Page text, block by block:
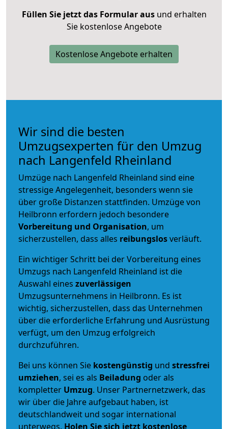
Füllen Sie jetzt das Formular ausund erhalten
Sie kostenlose Angebote
Kostenlose Angebote erhalten
Wir sind die besten
Umzugsexperten für den Umzug
nach Langenfeld Rheinland
Umzüge nach Langenfeld Rheinland sind eine
stressige Angelegenheit, besonders wenn sie
über große Distanzen stattfinden. Umzüge von
Heilbronn erfordern jedoch besondere
Vorbereitung und Organisation, um
sicherzustellen, dass alles reibungslosverläuft.
Ein wichtiger Schritt bei der Vorbereitung eines
Umzugs nach Langenfeld Rheinland ist die
Auswahl eines zuverlässigen
Umzugsunternehmens in Heilbronn. Es ist
wichtig, sicherzustellen, dass das Unternehmen
über die erforderliche Erfahrung und Ausrüstung
verfügt, um den Umzug erfolgreich
durchzuführen.
Bei uns können Sie kostengünstig und stressfrei
umziehen, sei es als Beiladung oder als
kompletter Umzug. Unser Partnernetzwerk, das
wir über die Jahre aufgebaut haben, ist
deutschlandweit und sogar international
unterwegs. Holen Sie sich jetzt kostenlose